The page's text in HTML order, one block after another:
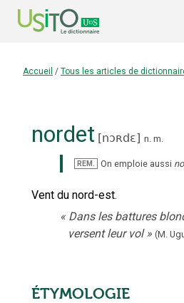
Accueil / Tous les articles de
nordet [nɔʀdɛ] n. m.
REM. On emploie aussi
Vent du nord-est.
« Dans les battures
versent leur vol » (M.
ÉTYMOLOGIE